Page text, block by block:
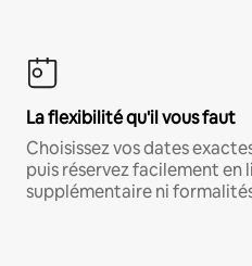
La flexibilité qu'il vous faut
Choisissez vos dates
puis réservez facilement en
supplémentaire ni